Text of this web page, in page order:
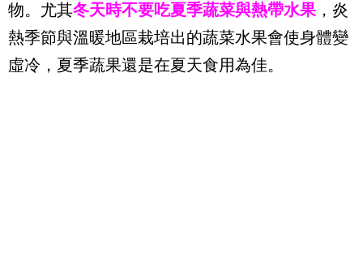
物。尤其冬天時不要吃夏季蔬菜與熱帶水果 ，炎
熱季節與溫暖地區栽培出的蔬菜水果會使身體變
虛冷，夏季蔬果還是在夏天食用為佳。